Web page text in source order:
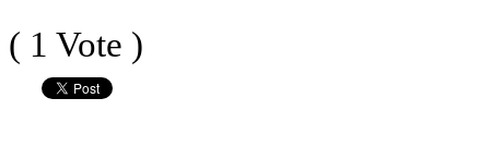
( 1 Vote )